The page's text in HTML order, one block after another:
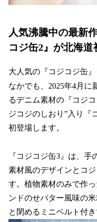
人気沸騰中の最新
コジ缶2』が北海道
大人気の『コジコジ缶』
なかでも、2025年4月に
るデニム素材の『コジ
ジコジのしおり”入り『
初登場します。
『コジコジ缶3』は、
素材風のデザインとコ
す。植物素材のみで作
ンドのせバター風味の
と閉めるミニベルト付き